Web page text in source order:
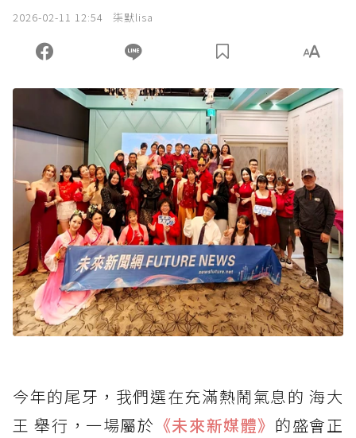
2026-02-11 12:54 柒默lisa
今年的尾牙，我們選在充滿熱鬧氣息的 海大
王 舉行，一場屬於 《未來新媒體》 的盛會正